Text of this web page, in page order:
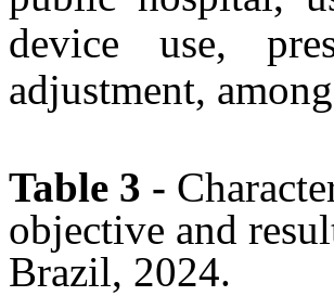
device use,
adjustment,
Table 3 -
objective and
Brazil, 2024.